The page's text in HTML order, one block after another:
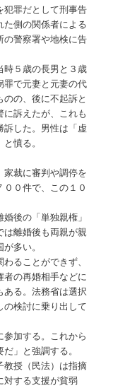
犯罪だとして刑事告
側の関係者による
の警察署や地検に告
時５歳の長男と３歳
罪で元妻と元妻の代
の、後に不起訴と
訴えたが、これも
訴した。男性は「虚
憤る。
裁に審判や調停を
０件で、この１０
後の「単独親権」
は離婚後も両親が親
多い。
ることができず、
の再婚相手などに
る。法務省は選択
検討に乗り出して
加する。これから
」と強調する。
教授（民法）は指摘
対する支援が貧弱